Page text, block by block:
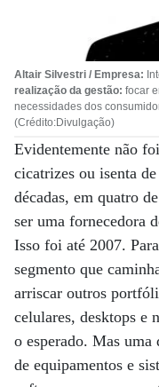
Altair Silvestri / Empresa:
realização da gestão: focar
necessidades dos
(Crédito:Divulgação)
Evidentemente não
cicatrizes ou isenta
décadas, em quatro
ser uma fornecedora
Isso foi até 2007.
segmento que
arriscar outros
celulares, desktops e
o esperado. Mas
de equipamentos e